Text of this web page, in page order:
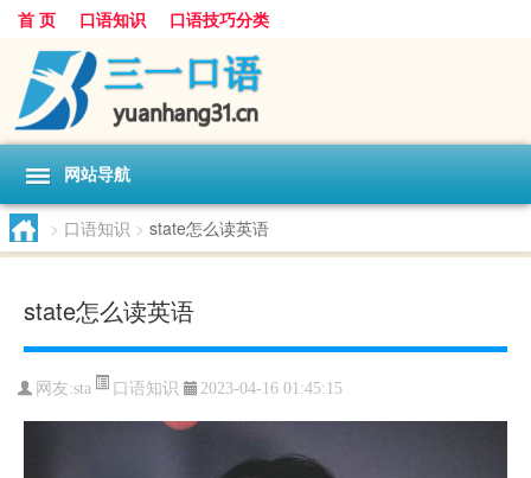
首 页 口语知识 口语技巧分类
网站导航
> 口语知识 > state怎么读英语
state怎么读英语
网友:sta 口语知识 2023-04-16 01:45:15